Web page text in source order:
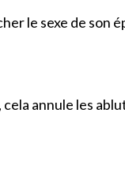
le sexe de son
annule les